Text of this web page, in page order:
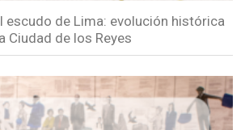
escudo de Lima: evolución histórica
Ciudad de los Reyes